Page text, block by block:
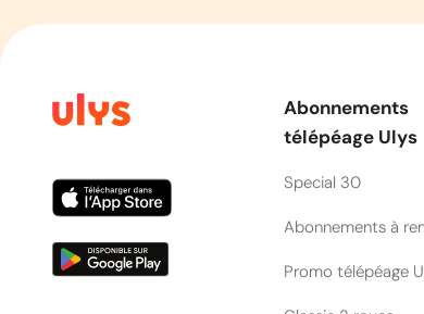
Abonnements
télépéage Ulys
Special 30
Abonnements à
Promo télépéage